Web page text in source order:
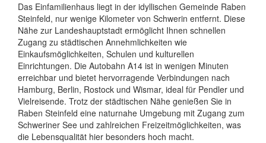
Das Einfamilienhaus liegt in der idyllischen Gemeinde Raben
Steinfeld, nur wenige Kilometer von Schwerin entfernt. Diese
Nähe zur Landeshauptstadt ermöglicht Ihnen schnellen
Zugang zu städtischen Annehmlichkeiten wie
Einkaufsmöglichkeiten, Schulen und kulturellen
Einrichtungen. Die Autobahn A14 ist in wenigen Minuten
erreichbar und bietet hervorragende Verbindungen nach
Hamburg, Berlin, Rostock und Wismar, ideal für Pendler und
Vielreisende. Trotz der städtischen Nähe genießen Sie in
Raben Steinfeld eine naturnahe Umgebung mit Zugang zum
Schweriner See und zahlreichen Freizeitmöglichkeiten, was
die Lebensqualität hier besonders hoch macht.